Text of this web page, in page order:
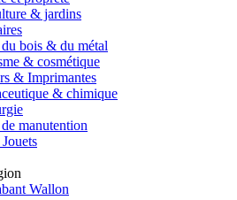
& jardins
bois & du métal
& cosmétique
& Imprimantes
& chimique
manutention
Wallon